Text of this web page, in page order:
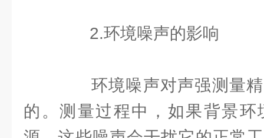
2.环境噪声的影响
环境噪声对声强测量精
的。测量过程中，如果背景